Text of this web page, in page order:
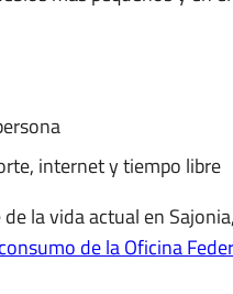
internet y tiempo libre
la vida actual en
de la Oficina